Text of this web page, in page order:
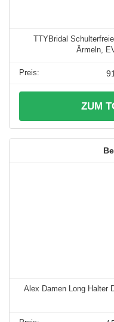
TTYBridal
Ärmeln,
ZUM
Alex Damen Long Halter